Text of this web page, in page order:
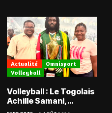
Actualité
Omnisport
Volleyball
Volleyball : Le Togolais
Achille Samani,
champion du Bénin !